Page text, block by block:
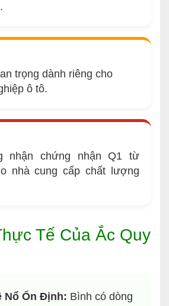
trọng dành riêng cho
ô tô.
nhận chứng nhận Q1 từ
nhà cung cấp chất lượng
Tế Của Ắc Quy
Nổ Ổn Định: Bình có dòng